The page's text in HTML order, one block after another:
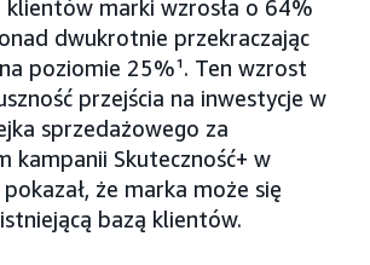
klientów marki wzrosła o 64%
dwukrotnie przekraczając
poziomie 25%¹. Ten wzrost
przejścia na inwestycje w
sprzedażowego za
kampanii Skuteczność+ w
że marka może się
bazą klientów.